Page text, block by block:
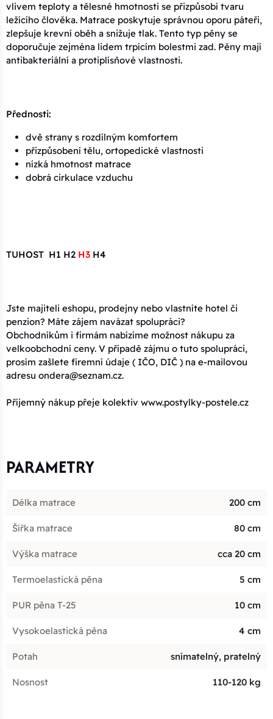
vlivem teploty a tělesné hmotnosti se přizpůsobí tvaru
ležícího člověka. Matrace poskytuje správnou oporu páteři,
zlepšuje krevní oběh a snižuje tlak. Tento typ pěny se
doporučuje zejména lidem trpícím bolestmi zad. Pěny mají
antibakteriální a protiplísňové vlastnosti.
Přednosti:
dvě strany s rozdílným komfortem
přizpůsobení tělu, ortopedické vlastnosti
nízká hmotnost matrace
dobrá cirkulace vzduchu
TUHOST H1 H2 H3 H4
Jste majiteli eshopu, prodejny nebo vlastníte hotel či
penzion? Máte zájem navázat spolupráci?
Obchodníkům i firmám nabízíme možnost nákupu za
velkoobchodní ceny. V případě zájmu o tuto spolupráci,
prosím zašlete firemní údaje ( IČO, DIČ ) na e-mailovou
adresu ondera@seznam.cz.
Příjemný nákup přeje kolektiv www.postylky-postele.cz
PARAMETRY
Délka matrace 200 cm
Šířka matrace 80 cm
Výška matrace cca 20 cm
Termoelastická pěna 5 cm
PUR pěna T-25 10 cm
Vysokoelastická pěna 4 cm
Potah snímatelný, pratelný
Nosnost 110-120 kg